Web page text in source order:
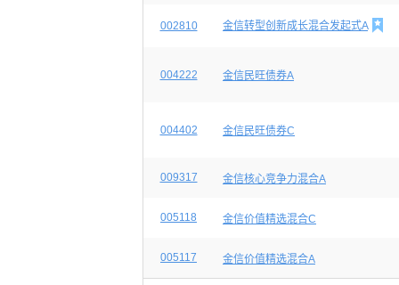
002810 金信转型创新成长混合发起式A 
004222 金信民旺债券A
004402 金信民旺债券C
009317 金信核心竞争力混合A
005118 金信价值精选混合C
005117 金信价值精选混合A